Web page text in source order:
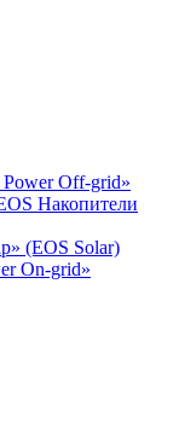
Off-grid»
Накопители
(EOS Solar)
On-grid»